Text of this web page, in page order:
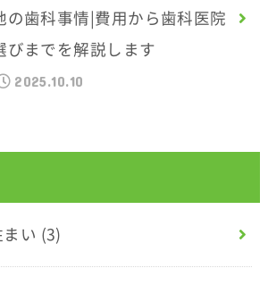
の歯科事情|費用から歯科医院
びまでを解説します
2025.10.10
い (3)